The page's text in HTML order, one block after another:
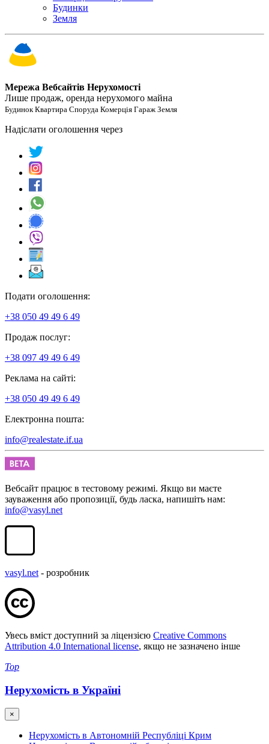
Будинки
Земля
Мережа Вебсайтів Нерухомості
Лише продаж, оренда нерухомого майна
Будинок Квартира Споруда Комерція Гараж Земля
Надіслати оголошення через
Подати оголошення:
+38 050 49 49 6 49
Продаж послуг:
+38 097 49 49 6 49
Реклама на сайті:
+38 050 49 49 6 49
Електронна пошта:
info@realestate.if.ua
Вебсайт працює в тестовому режимі. Якщо ви маєте
зауваження або пропозиції, будь ласка, напишіть нам:
info@vasyl.net
vasyl.net - розробник
Увесь вміст доступний за ліцензією Creative Commons
Attribution 4.0 International license, якщо не зазначено інше
Top
Нерухомість в Україні
×
Нерухомість в Автономній Республіці Крим